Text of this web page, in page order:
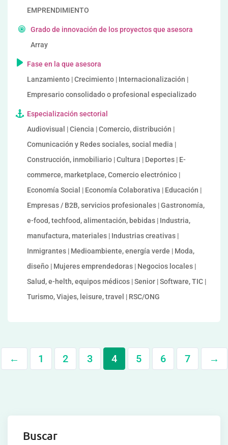
EMPRENDIMIENTO
Grado de innovación de los proyectos que asesora
Array
Fase en la que asesora
Lanzamiento | Crecimiento | Internacionalización |
Empresario consolidado o profesional especializado
Especialización sectorial
Audiovisual | Ciencia | Comercio, distribución |
Comunicación y Redes sociales, social media |
Construcción, inmobiliario | Cultura | Deportes | E-
commerce, marketplace, Comercio electrónico |
Economía Social | Economía Colaborativa | Educación |
Empresas / B2B, servicios profesionales | Gastronomía,
e-food, techfood, alimentación, bebidas | Industria,
manufactura, materiales | Industrias creativas |
Inmigrantes | Medioambiente, energía verde | Moda,
diseño | Mujeres emprendedoras | Negocios locales |
Salud, e-helth, equipos médicos | Senior | Software, TIC |
Turismo, Viajes, leisure, travel | RSC/ONG
← 1 2 3 4 5 6 7 →
Buscar